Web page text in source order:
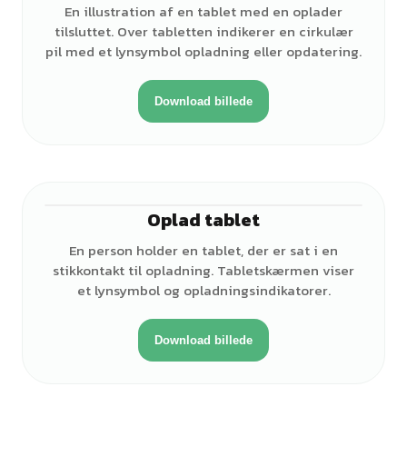
En illustration af en tablet med en oplader
tilsluttet. Over tabletten indikerer en cirkulær
pil med et lynsymbol opladning eller opdatering.
Download billede
Oplad tablet
En person holder en tablet, der er sat i en
stikkontakt til opladning. Tabletskærmen viser
et lynsymbol og opladningsindikatorer.
Download billede